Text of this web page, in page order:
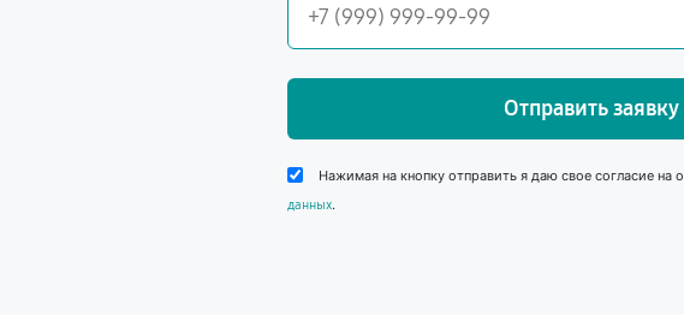
Отправить заявку
Нажимая на кнопку отправить я даю свое согласие на
данных.